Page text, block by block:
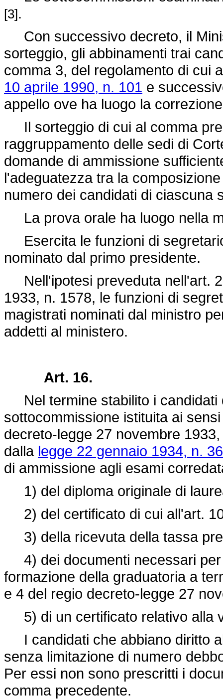
[3].
Con successivo decreto, il
sorteggio, gli abbinamenti trai
comma 3, del regolamento di cui
10 aprile 1990, n. 101 e
appello ove ha luogo la
Il sorteggio di cui al comma
raggruppamento delle sedi di
domande di ammissione
l'adeguatezza tra la
numero dei candidati di ciascuna
La prova orale ha luogo nella
Esercita le funzioni di
nominato dal primo presidente.
Nell'ipotesi preveduta nell'art.
1933, n. 1578, le funzioni di
magistrati nominati dal ministro
addetti al ministero.
Art. 16.
Nel termine stabilito i candidati
sottocommissione istituita ai
decreto-legge 27 novembre
dalla legge 22 gennaio 1934, n.
di ammissione agli esami
1) del diploma originale di
2) del certificato di cui all'art.
3) della ricevuta della tassa
4) dei documenti necessari per
formazione della graduatoria a
e 4 del regio decreto-legge 27
5) di un certificato relativo alla
I candidati che abbiano diritto
senza limitazione di numero
Per essi non sono prescritti i
comma precedente.